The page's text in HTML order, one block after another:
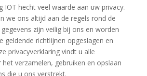
IOT hecht veel waarde aan uw privacy.
we ons altijd aan de regels rond de
zijn veilig bij ons en worden
geldende richtlijnen opgeslagen en
privacyverklaring vindt u alle
verzamelen, gebruiken en opslaan
die u ons verstrekt.